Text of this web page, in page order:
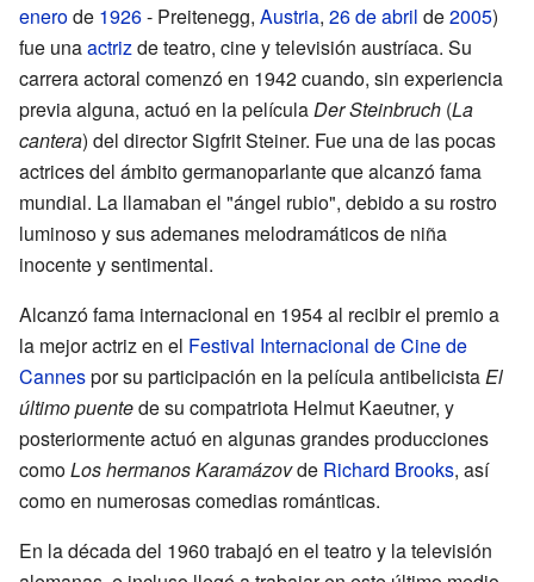
enerode 1926- Preitenegg, Austria, 26 de abril de2005)
fue unaactrizde teatro, cine y televisión austríaca. Su
carrera actoral comenzó en 1942 cuando, sin experiencia
previa alguna, actuó en la películaDer Steinbruch (La
cantera) del director Sigfrit Steiner. Fue una de las pocas
actrices del ámbito germanoparlante que alcanzó fama
mundial. La llamaban el "ángel rubio", debido a su rostro
luminoso y sus ademanes melodramáticos de niña
inocente y sentimental.
Alcanzó fama internacional en 1954 al recibir el premio a
la mejor actriz en el Festival Internacional de Cine de
Cannespor su participación en la película antibelicistaEl
último puentede su compatriota Helmut Kaeutner, y
posteriormente actuó en algunas grandes producciones
comoLos hermanos Karamázovde Richard Brooks, así
como en numerosas comedias románticas.
En la década del 1960 trabajó en el teatro y la televisión